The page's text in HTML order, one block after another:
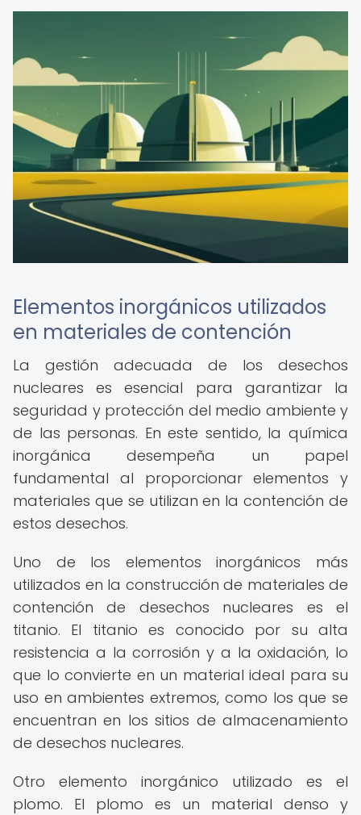
Elementos inorgánicos utilizados
en materiales de contención
La gestión adecuada de los desechos
nucleares es esencial para garantizar la
seguridad y protección del medio ambiente y
de las personas. En este sentido, la química
inorgánica desempeña un papel
fundamental al proporcionar elementos y
materiales que se utilizan en la contención de
estos desechos.
Uno de los elementos inorgánicos más
utilizados en la construcción de materiales de
contención de desechos nucleares es el
titanio. El titanio es conocido por su alta
resistencia a la corrosión y a la oxidación, lo
que lo convierte en un material ideal para su
uso en ambientes extremos, como los que se
encuentran en los sitios de almacenamiento
de desechos nucleares.
Otro elemento inorgánico utilizado es el
plomo. El plomo es un material denso y